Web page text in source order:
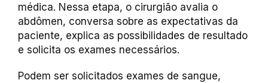
médica. Nessa etapa, o cirurgião avalia o
abdômen, conversa sobre as expectativas da
paciente, explica as possibilidades de resultado
e solicita os exames necessários.
Podem ser solicitados exames de sangue,